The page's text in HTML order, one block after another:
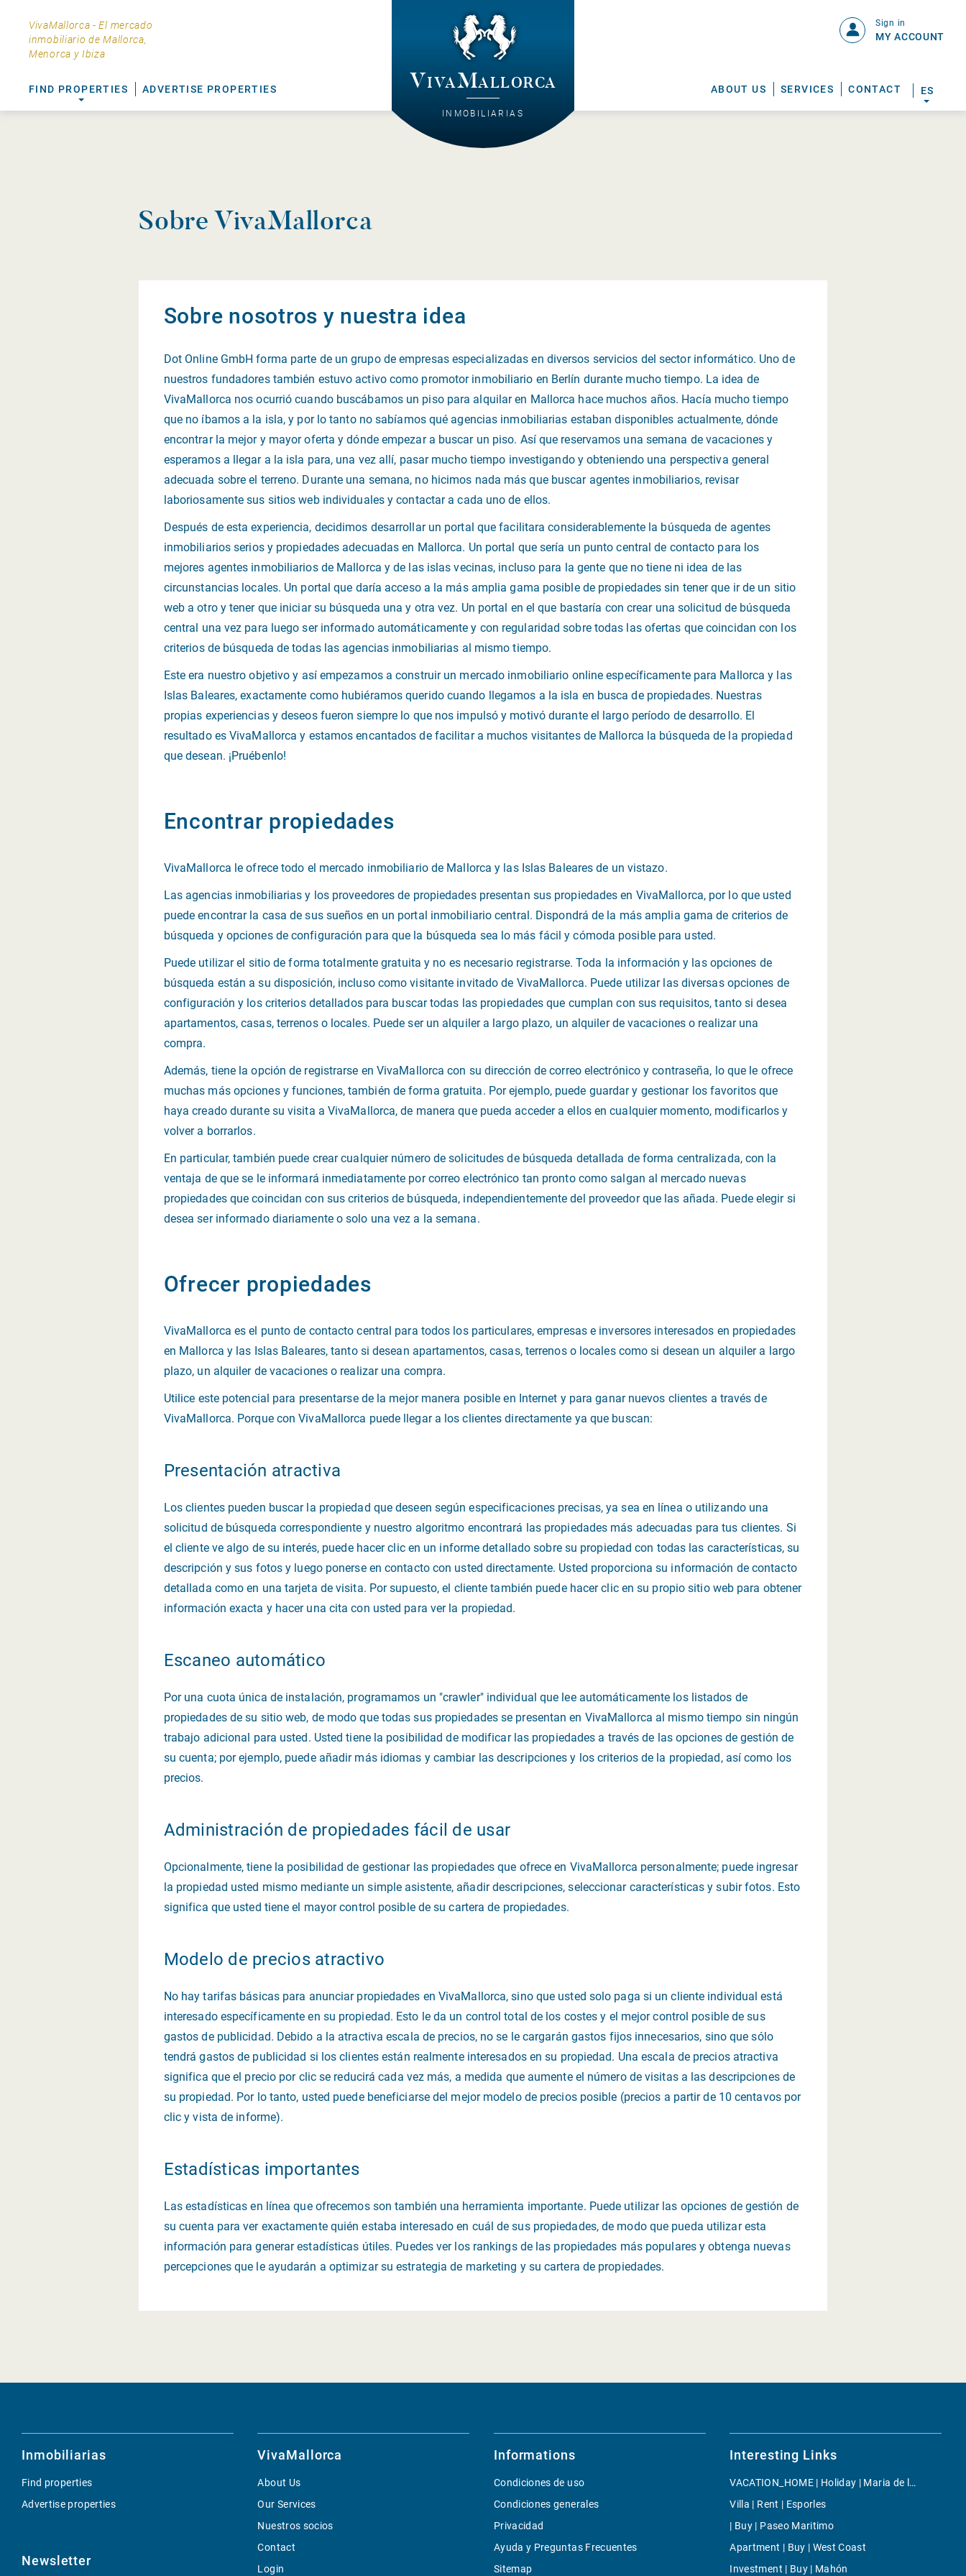
VivaMallorca - El mercado
inmobiliario de Mallorca,
Menorca y Ibiza
VivaMallorca
INMOBILIARIAS
FIND PROPERTIES ADVERTISE PROPERTIES ABOUT US SERVICES CONTACT
Sign in
MY ACCOUNT
ES
Sobre VivaMallorca
Sobre nosotros y nuestra idea
Dot Online GmbH forma parte de un grupo de empresas especializadas en diversos servicios del sector informático. Uno de
nuestros fundadores también estuvo activo como promotor inmobiliario en Berlín durante mucho tiempo. La idea de
VivaMallorca nos ocurrió cuando buscábamos un piso para alquilar en Mallorca hace muchos años. Hacía mucho tiempo
que no íbamos a la isla, y por lo tanto no sabíamos qué agencias inmobiliarias estaban disponibles actualmente, dónde
encontrar la mejor y mayor oferta y dónde empezar a buscar un piso. Así que reservamos una semana de vacaciones y
esperamos a llegar a la isla para, una vez allí, pasar mucho tiempo investigando y obteniendo una perspectiva general
adecuada sobre el terreno. Durante una semana, no hicimos nada más que buscar agentes inmobiliarios, revisar
laboriosamente sus sitios web individuales y contactar a cada uno de ellos.
Después de esta experiencia, decidimos desarrollar un portal que facilitara considerablemente la búsqueda de agentes
inmobiliarios serios y propiedades adecuadas en Mallorca. Un portal que sería un punto central de contacto para los
mejores agentes inmobiliarios de Mallorca y de las islas vecinas, incluso para la gente que no tiene ni idea de las
circunstancias locales. Un portal que daría acceso a la más amplia gama posible de propiedades sin tener que ir de un sitio
web a otro y tener que iniciar su búsqueda una y otra vez. Un portal en el que bastaría con crear una solicitud de búsqueda
central una vez para luego ser informado automáticamente y con regularidad sobre todas las ofertas que coincidan con los
criterios de búsqueda de todas las agencias inmobiliarias al mismo tiempo.
Este era nuestro objetivo y así empezamos a construir un mercado inmobiliario online específicamente para Mallorca y las
Islas Baleares, exactamente como hubiéramos querido cuando llegamos a la isla en busca de propiedades. Nuestras
propias experiencias y deseos fueron siempre lo que nos impulsó y motivó durante el largo período de desarrollo. El
resultado es VivaMallorca y estamos encantados de facilitar a muchos visitantes de Mallorca la búsqueda de la propiedad
que desean. ¡Pruébenlo!
Encontrar propiedades
VivaMallorca le ofrece todo el mercado inmobiliario de Mallorca y las Islas Baleares de un vistazo.
Las agencias inmobiliarias y los proveedores de propiedades presentan sus propiedades en VivaMallorca, por lo que usted
puede encontrar la casa de sus sueños en un portal inmobiliario central. Dispondrá de la más amplia gama de criterios de
búsqueda y opciones de configuración para que la búsqueda sea lo más fácil y cómoda posible para usted.
Puede utilizar el sitio de forma totalmente gratuita y no es necesario registrarse. Toda la información y las opciones de
búsqueda están a su disposición, incluso como visitante invitado de VivaMallorca. Puede utilizar las diversas opciones de
configuración y los criterios detallados para buscar todas las propiedades que cumplan con sus requisitos, tanto si desea
apartamentos, casas, terrenos o locales. Puede ser un alquiler a largo plazo, un alquiler de vacaciones o realizar una
compra.
Además, tiene la opción de registrarse en VivaMallorca con su dirección de correo electrónico y contraseña, lo que le ofrece
muchas más opciones y funciones, también de forma gratuita. Por ejemplo, puede guardar y gestionar los favoritos que
haya creado durante su visita a VivaMallorca, de manera que pueda acceder a ellos en cualquier momento, modificarlos y
volver a borrarlos.
En particular, también puede crear cualquier número de solicitudes de búsqueda detallada de forma centralizada, con la
ventaja de que se le informará inmediatamente por correo electrónico tan pronto como salgan al mercado nuevas
propiedades que coincidan con sus criterios de búsqueda, independientemente del proveedor que las añada. Puede elegir si
desea ser informado diariamente o solo una vez a la semana.
Ofrecer propiedades
VivaMallorca es el punto de contacto central para todos los particulares, empresas e inversores interesados en propiedades
en Mallorca y las Islas Baleares, tanto si desean apartamentos, casas, terrenos o locales como si desean un alquiler a largo
plazo, un alquiler de vacaciones o realizar una compra.
Utilice este potencial para presentarse de la mejor manera posible en Internet y para ganar nuevos clientes a través de
VivaMallorca. Porque con VivaMallorca puede llegar a los clientes directamente ya que buscan:
Presentación atractiva
Los clientes pueden buscar la propiedad que deseen según especificaciones precisas, ya sea en línea o utilizando una
solicitud de búsqueda correspondiente y nuestro algoritmo encontrará las propiedades más adecuadas para tus clientes. Si
el cliente ve algo de su interés, puede hacer clic en un informe detallado sobre su propiedad con todas las características, su
descripción y sus fotos y luego ponerse en contacto con usted directamente. Usted proporciona su información de contacto
detallada como en una tarjeta de visita. Por supuesto, el cliente también puede hacer clic en su propio sitio web para obtener
información exacta y hacer una cita con usted para ver la propiedad.
Escaneo automático
Por una cuota única de instalación, programamos un "crawler" individual que lee automáticamente los listados de
propiedades de su sitio web, de modo que todas sus propiedades se presentan en VivaMallorca al mismo tiempo sin ningún
trabajo adicional para usted. Usted tiene la posibilidad de modificar las propiedades a través de las opciones de gestión de
su cuenta; por ejemplo, puede añadir más idiomas y cambiar las descripciones y los criterios de la propiedad, así como los
precios.
Administración de propiedades fácil de usar
Opcionalmente, tiene la posibilidad de gestionar las propiedades que ofrece en VivaMallorca personalmente; puede ingresar
la propiedad usted mismo mediante un simple asistente, añadir descripciones, seleccionar características y subir fotos. Esto
significa que usted tiene el mayor control posible de su cartera de propiedades.
Modelo de precios atractivo
No hay tarifas básicas para anunciar propiedades en VivaMallorca, sino que usted solo paga si un cliente individual está
interesado específicamente en su propiedad. Esto le da un control total de los costes y el mejor control posible de sus
gastos de publicidad. Debido a la atractiva escala de precios, no se le cargarán gastos fijos innecesarios, sino que sólo
tendrá gastos de publicidad si los clientes están realmente interesados en su propiedad. Una escala de precios atractiva
significa que el precio por clic se reducirá cada vez más, a medida que aumente el número de visitas a las descripciones de
su propiedad. Por lo tanto, usted puede beneficiarse del mejor modelo de precios posible (precios a partir de 10 centavos por
clic y vista de informe).
Estadísticas importantes
Las estadísticas en línea que ofrecemos son también una herramienta importante. Puede utilizar las opciones de gestión de
su cuenta para ver exactamente quién estaba interesado en cuál de sus propiedades, de modo que pueda utilizar esta
información para generar estadísticas útiles. Puedes ver los rankings de las propiedades más populares y obtenga nuevas
percepciones que le ayudarán a optimizar su estrategia de marketing y su cartera de propiedades.
Inmobiliarias
Find properties
Advertise properties
Newsletter
VivaMallorca
About Us
Our Services
Nuestros socios
Contact
Login
Informations
Condiciones de uso
Condiciones generales
Privacidad
Ayuda y Preguntas Frecuentes
Sitemap
Interesting Links
VACATION_HOME | Holiday | Maria de la Salut
Villa | Rent | Esporles
| Buy | Paseo Maritimo
Apartment | Buy | West Coast
Investment | Buy | Mahón